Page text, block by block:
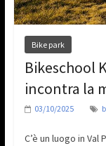
Bike park
Bikeschool
incontra la
03/10/2025
C’è un luogo in